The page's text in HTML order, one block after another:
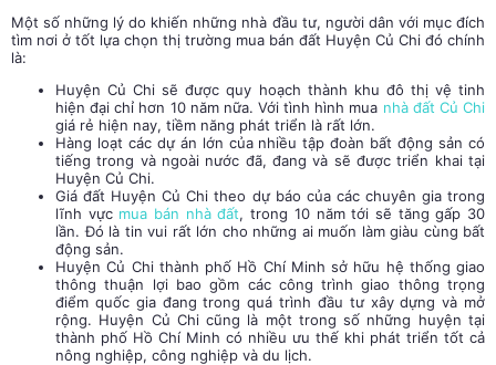
Một số những lý do khiến những nhà đầu tư, người dân với mục đích
tìm nơi ở tốt lựa chọn thị trường mua bán đất Huyện Củ Chi đó chính
là:
Huyện Củ Chi sẽ được quy hoạch thành khu đô thị vệ tinh
hiện đại chỉ hơn 10 năm nữa. Vớitình hình mua nhà đất Củ Chi
giá rẻ hiện nay, tiềm năng phát triển là rất lớn.
Hàng loạt các dự án lớn của nhiều tập đoàn bất động sản có
tiếng trong và ngoài nước đã, đang và sẽ được triển khai tại
Huyện Củ Chi.
Giá đất Huyện Củ Chi theo dự báo của các chuyên gia trong
lĩnh vực mua bán nhà đất, trong 10 năm tới sẽ tăng gấp 30
lần. Đó là tin vui rất lớn cho những ai muốn làm giàu cùng bất
động sản.
Huyện Củ Chi thành phố Hồ Chí Minh sở hữu hệ thống giao
thông thuận lợi bao gồm các công trình giao thông trọng
điểm quốc gia đang trong quá trình đầu tư xây dựng và mở
rộng. Huyện Củ Chi cũng là một trong số những huyện tại
thành phố Hồ Chí Minh có nhiều ưu thế khi phát triển tốt cả
nông nghiệp, công nghiệp và du lịch.